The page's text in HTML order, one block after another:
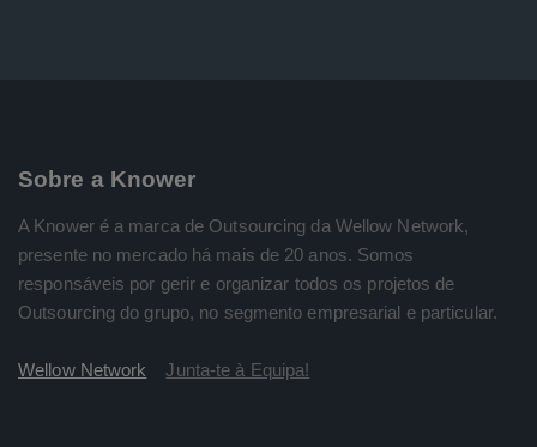
Sobre a Knower
A Knower é a marca de Outsourcing da Wellow Network,
presente no mercado há mais de 20 anos. Somos
responsáveis por gerir e organizar todos os projetos de
Outsourcing do grupo, no segmento empresarial e particular.
Wellow Network Junta-te à Equipa!